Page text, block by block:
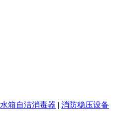
水箱自洁消毒器 | 消防稳压设备